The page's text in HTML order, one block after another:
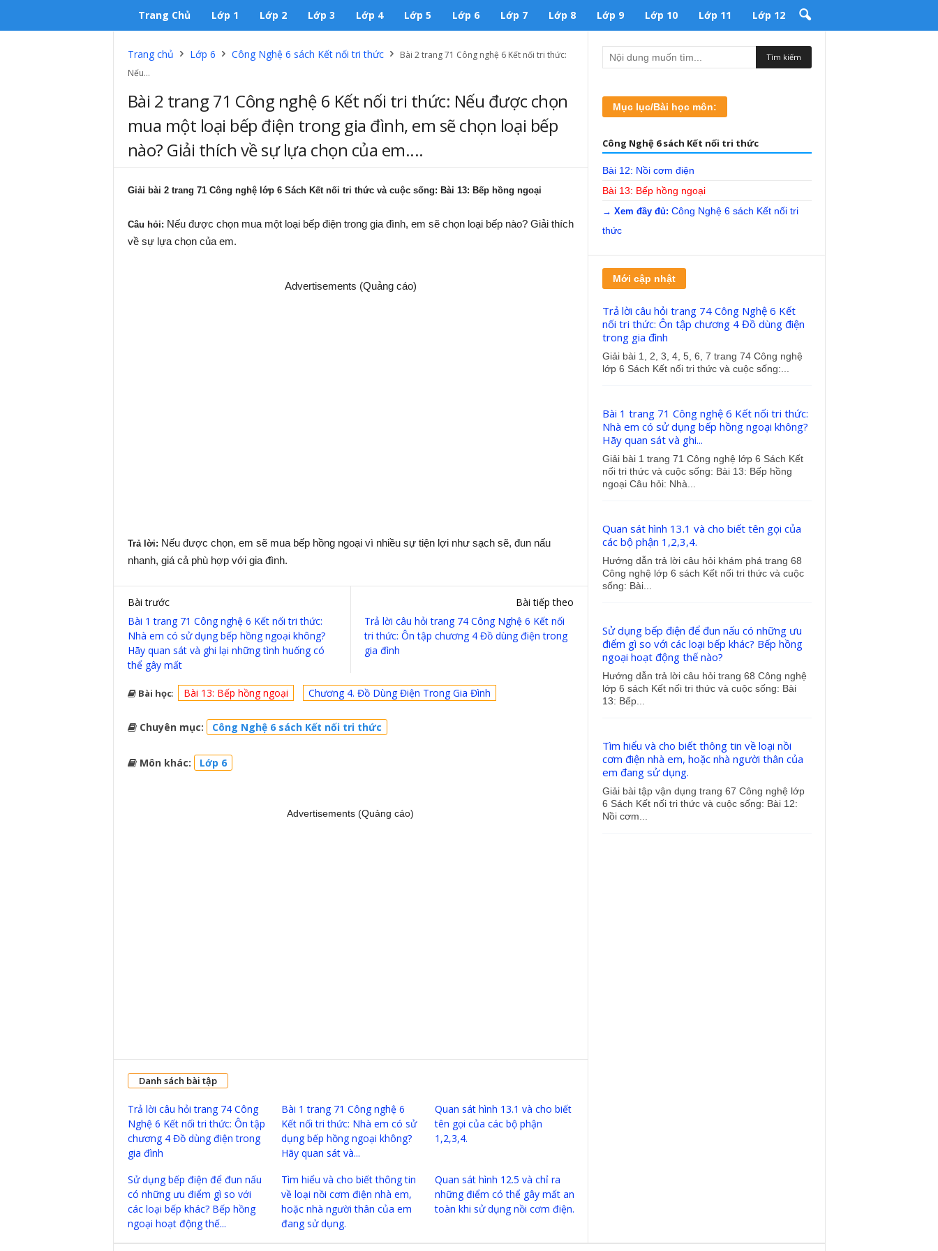
Trang Chủ Lớp 1 Lớp 2 Lớp 3 Lớp 4 Lớp 5 Lớp 6 Lớp 7 Lớp 8 Lớp 9 Lớp 10 Lớp 11 Lớp 12
Trang chủ Lớp 6 Công Nghệ 6 sách Kết nối tri thức
Bài 2 trang 71 Công nghệ 6 Kết nối tri thức:
Nếu...
Bài 2 trang 71 Công nghệ 6 Kết nối tri thức: Nếu được chọn
mua một loại bếp điện trong gia đình, em sẽ chọn loại bếp
nào? Giải thích về sự lựa chọn của em....
Giải bài 2 trang 71 Công nghệ lớp 6 Sách Kết nối tri thức và cuộc sống: Bài 13: Bếp hồng ngoại
Câu hỏi: Nếu được chọn mua một loại bếp điện trong gia đình, em sẽ chọn loại bếp nào? Giải thích
về sự lựa chọn của em.
Advertisements (Quảng cáo)
Trả lời: Nếu được chọn, em sẽ mua bếp hồng ngoại vì nhiều sự tiện lợi như sạch sẽ, đun nấu
nhanh, giá cả phù hợp với gia đình.
Bài trước
Bài 1 trang 71 Công nghệ 6 Kết nối tri thức:
Nhà em có sử dụng bếp hồng ngoại không?
Hãy quan sát và ghi lại những tình huống có
thể gây mất
Bài tiếp theo
Trả lời câu hỏi trang 74 Công Nghệ 6 Kết nối
tri thức: Ôn tập chương 4 Đồ dùng điện trong
gia đình
Bài học: Bài 13: Bếp hồng ngoại Chương 4. Đồ Dùng Điện Trong Gia Đình
Chuyên mục: Công Nghệ 6 sách Kết nối tri thức
Môn khác: Lớp 6
Advertisements (Quảng cáo)
Danh sách bài tập
Trả lời câu hỏi trang 74 Công
Nghệ 6 Kết nối tri thức: Ôn tập
chương 4 Đồ dùng điện trong
gia đình
Bài 1 trang 71 Công nghệ 6
Kết nối tri thức: Nhà em có sử
dụng bếp hồng ngoại không?
Hãy quan sát và...
Quan sát hình 13.1 và cho biết
tên gọi của các bộ phận
1,2,3,4.
Sử dụng bếp điện để đun nấu
có những ưu điểm gì so với
các loại bếp khác? Bếp hồng
ngoại hoạt động thế...
Tìm hiểu và cho biết thông tin
về loại nồi cơm điện nhà em,
hoặc nhà người thân của em
đang sử dụng.
Quan sát hình 12.5 và chỉ ra
những điểm có thể gây mất an
toàn khi sử dụng nồi cơm điện.
Mục lục/Bài học môn:
Công Nghệ 6 sách Kết nối tri thức
Bài 12: Nồi cơm điện
Bài 13: Bếp hồng ngoại
→ Xem đầy đủ: Công Nghệ 6 sách Kết nối tri
thức
Mới cập nhật
Trả lời câu hỏi trang 74 Công Nghệ 6 Kết
nối tri thức: Ôn tập chương 4 Đồ dùng điện
trong gia đình
Giải bài 1, 2, 3, 4, 5, 6, 7 trang 74 Công nghệ
lớp 6 Sách Kết nối tri thức và cuộc sống:...
Bài 1 trang 71 Công nghệ 6 Kết nối tri thức:
Nhà em có sử dụng bếp hồng ngoại không?
Hãy quan sát và ghi...
Giải bài 1 trang 71 Công nghệ lớp 6 Sách Kết
nối tri thức và cuộc sống: Bài 13: Bếp hồng
ngoại Câu hỏi: Nhà...
Quan sát hình 13.1 và cho biết tên gọi của
các bộ phận 1,2,3,4.
Hướng dẫn trả lời câu hỏi khám phá trang 68
Công nghệ lớp 6 sách Kết nối tri thức và cuộc
sống: Bài...
Sử dụng bếp điện để đun nấu có những ưu
điểm gì so với các loại bếp khác? Bếp hồng
ngoại hoạt động thế nào?
Hướng dẫn trả lời câu hỏi trang 68 Công nghệ
lớp 6 sách Kết nối tri thức và cuộc sống: Bài
13: Bếp...
Tìm hiểu và cho biết thông tin về loại nồi
cơm điện nhà em, hoặc nhà người thân của
em đang sử dụng.
Giải bài tập vận dụng trang 67 Công nghệ lớp
6 Sách Kết nối tri thức và cuộc sống: Bài 12:
Nồi cơm...